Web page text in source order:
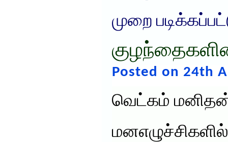
முறை
Posted on 24th
வெட்கம்